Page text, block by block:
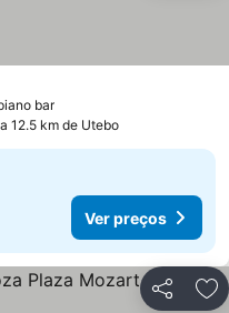
bar
12.5 km de Utebo
Ver preços
Partilhar